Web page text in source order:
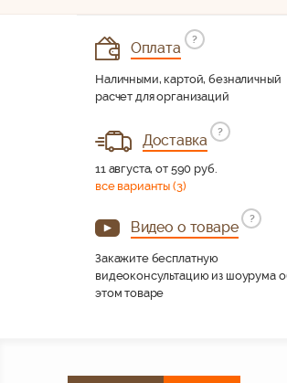
Оплата
?
Наличными, картой, безналичный
расчет для организаций
Доставка
?
11 августа, от 590 руб.
все варианты (3)
Видео о товаре
?
Закажите бесплатную
видеоконсультацию из шоурума
этом товаре